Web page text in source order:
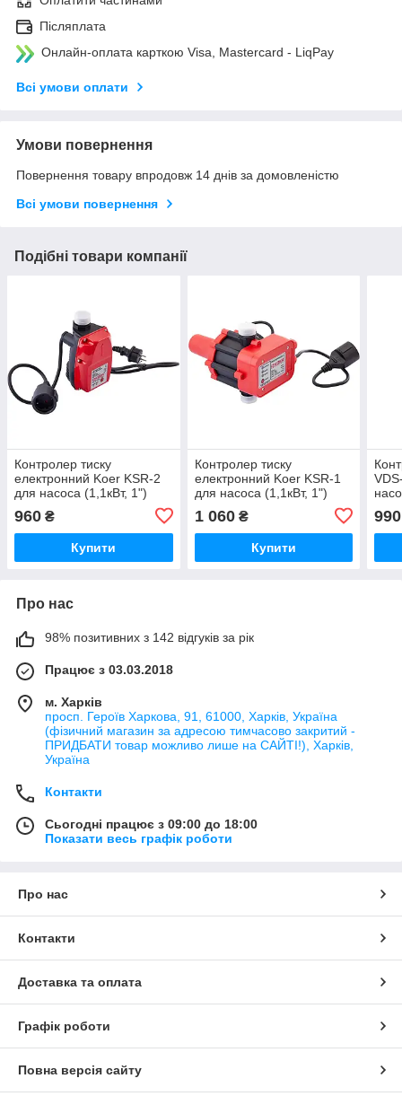
Післяплата
Онлайн-оплата карткою Visa, Mastercard - LiqPay
Всі умови оплати
Умови повернення
Повернення товару впродовж 14 днів за домовленістю
Всі умови повернення
Подібні товари компанії
Контролер тиску
електронний Koer KSR-2
для насоса (1,1кВт, 1")
960 ₴
Купити
Контролер тиску
електронний Koer KSR-1
для насоса (1,1кВт, 1")
1 060₴
Купити
990
Про нас
98% позитивних з 142 відгуків за рік
Працює з 03.03.2018
м. Харків
просп. Героїв Харкова, 91, 61000, Харків, Україна
(фізичний магазин за адресою тимчасово закритий -
ПРИДБАТИ товар можливо лише на САЙТІ!), Харків,
Україна
Контакти
Сьогодні працює з 09:00 до 18:00
Показати весь графік роботи
Про нас
Контакти
Доставка та оплата
Графік роботи
Повна версія сайту